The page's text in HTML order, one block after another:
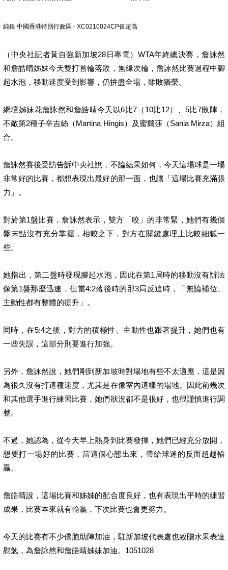
純銀 中國香港特別行政區 - XC0210024CP值超高
（中央社記者黃自強新加坡28日專電）WTA年終總決賽，詹詠然
和詹皓晴姊妹今天雙打首輪落敗，無緣次輪，詹詠然比賽過程中腳
起水泡，移動速度受到影響，仍拚盡全場，雖敗猶榮。
網壇姊妹花詹詠然和詹皓晴今天以6比7（10比12）、5比7敗陣，
不敵第2種子辛吉絲（Martina Hingis）及蜜爾莎（Sania Mirza）組
合。
詹詠然賽後受訪告訴中央社說，不論結果如何，今天這場球是一場
非常好的比賽，都想表現出最好的那一面，也讓「這場比賽充滿張
力」。
對於第1盤比賽，詹詠然表示，雙方「咬」的非常緊，她們有幾個
盤末點沒有充分掌握，相較之下，對方在關鍵處理上比較細膩一
些。
她指出，第二盤時發現腳起水泡，因此在第1局時的移動沒有辦法
像第1盤那麼迅速，但當4:2落後時的那3局反追時，「無論補位、
主動性都有整體的提升」。
同時，在5:4之後，對方的積極性、主動性也跟著提升，她們也有
一些失誤，這部分則要進行加強。
另外，詹詠然說，她們剛到新加坡時對場地有些不太適應，這是因
為很久沒有打這種速度，尤其是在像室內這樣的場地。因此前幾次
和其他選手進行練習比賽，她們狀況都不是很好，也很謹慎進行調
整。
不過，她認為，從今天早上熱身到比賽發揮，她們已經充分放開，
想要打一場好的比賽，當這個心態出來，帶給球迷的反而超越輸
贏。
詹皓晴說，這場比賽和姊姊的配合度良好，也有表現出平時的練習
成果，比賽本來就有輸贏，下次比賽也會更努力。
今天的比賽有不少僑胞助陣加油，駐新加坡代表處也致贈水果表達
慰勉，為詹詠然和詹皓晴姊妹加油。1051028